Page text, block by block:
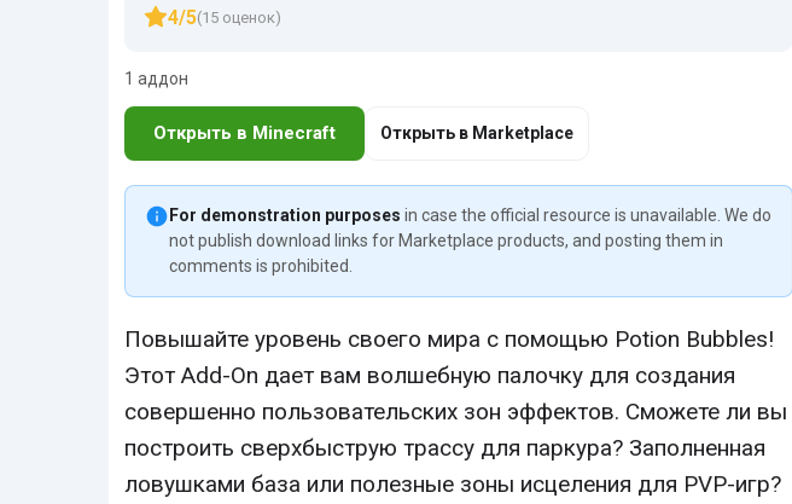
4/5(15 оценок)
1 аддон
Открыть в Minecraft Открыть в Marketplace
For demonstration purposes in case the official resource is unavailable. We do
not publish download links for Marketplace products, and posting them in
comments is prohibited.
Повышайте уровень своего мира с помощью Potion Bubbles!
Этот Add-On дает вам волшебную палочку для создания
совершенно пользовательских зон эффектов. Сможете ли вы
построить сверхбыструю трассу для паркура? Заполненная
ловушками база или полезные зоны исцеления для PVP-игр?